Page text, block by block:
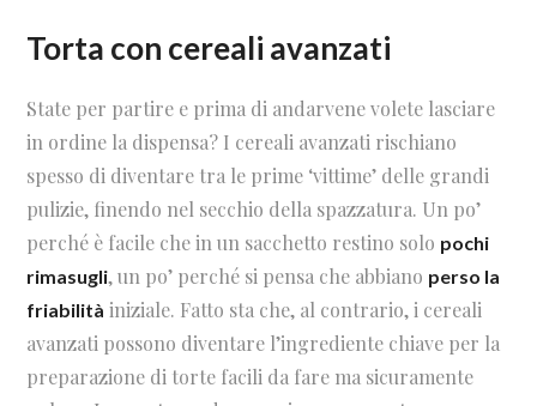
Torta con cereali avanzati
State per partire e prima di andarvene volete lasciare
in ordine la dispensa? I cereali avanzati rischiano
spesso di diventare tra le prime ‘vittime’ delle grandi
pulizie, finendo nel secchio della spazzatura. Un po’
perché è facile che in un sacchetto restino solo pochi
rimasugli, un po’ perché si pensa che abbiano perso la
friabilità iniziale. Fatto sta che, al contrario, i cereali
avanzati possono diventare l’ingrediente chiave per la
preparazione di torte facili da fare ma sicuramente